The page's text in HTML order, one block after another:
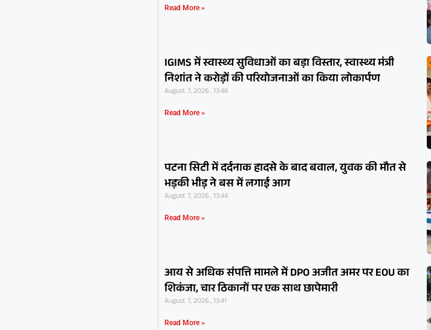
Read More »
IGIMS में स्वास्थ्य सुविधाओं का बड़ा विस्तार, स्वास्थ्य मंत्री
निशांत ने करोड़ों की परियोजनाओं का किया लोकार्पण
August 7, 2026 , 13:46
Read More »
पटना सिटी में दर्दनाक हादसे के बाद बवाल, युवक की मौत से
भड़की भीड़ ने बस में लगाई आग
August 7, 2026 , 13:44
Read More »
आय से अधिक संपत्ति मामले में DPO अजीत अमर पर EOU का
शिकंजा, चार ठिकानों पर एक साथ छापेमारी
August 7, 2026 , 13:41
Read More »